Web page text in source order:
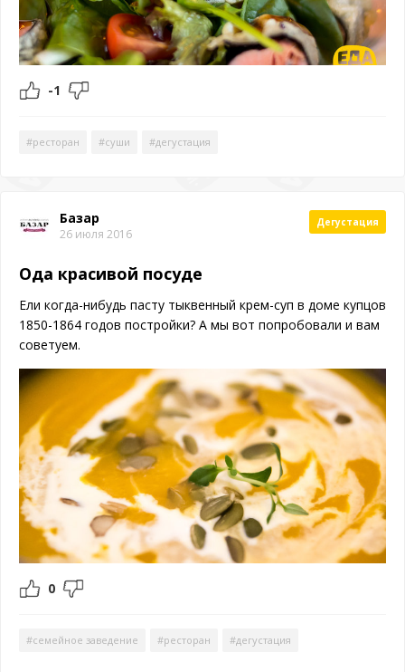
-1
#ресторан #суши #дегустация
Базар
26 июля 2016
Дегустация
Ода красивой посуде
Ели когда-нибудь пасту тыквенный крем-суп в доме купцов
1850-1864 годов постройки? А мы вот попробовали и вам
советуем.
0
#семейное заведение #ресторан #дегустация